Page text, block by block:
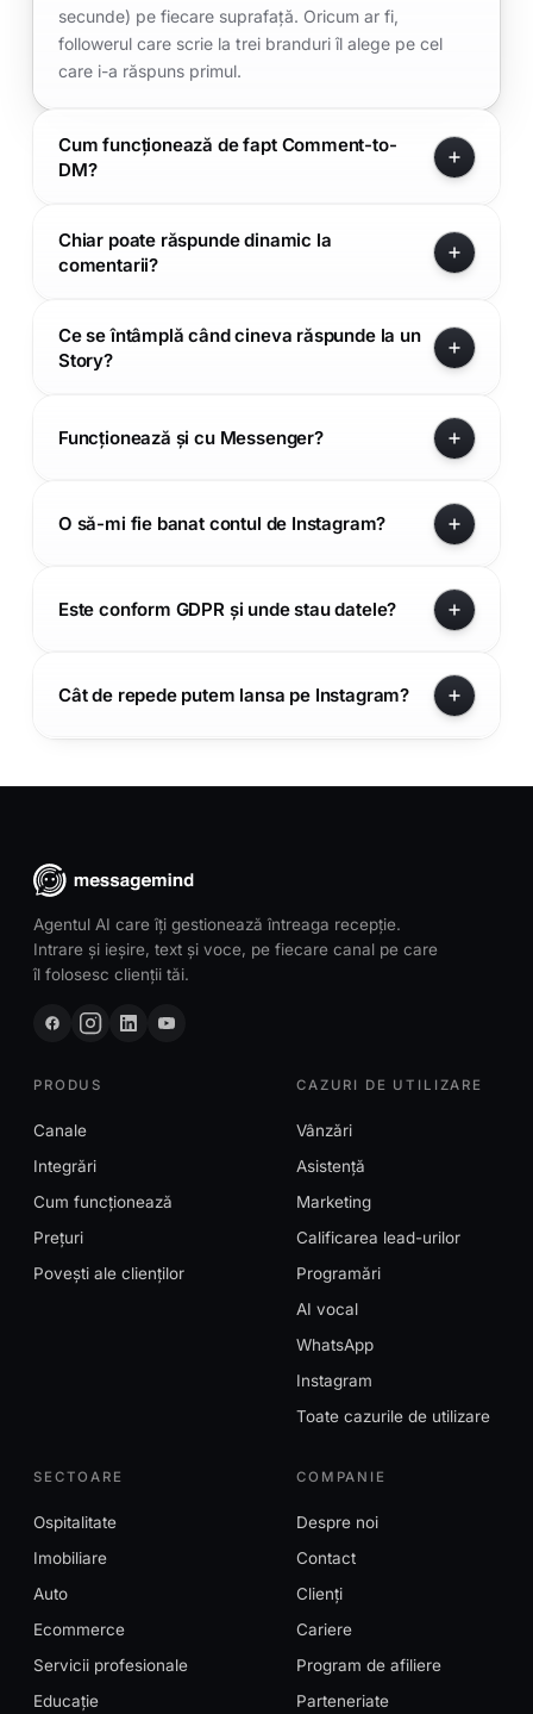
secunde) pe fiecare suprafață. Oricum ar fi,
followerul care scrie la trei branduri îl alege pe cel
care i-a răspuns primul.
Cum funcționează de fapt Comment-to-
DM?
Chiar poate răspunde dinamic la
comentarii?
Ce se întâmplă când cineva răspunde la un
Story?
Funcționează și cu Messenger?
O să-mi fie banat contul de Instagram?
Este conform GDPR și unde stau datele?
Cât de repede putem lansa pe Instagram?
Agentul AI care îți gestionează întreaga recepție.
Intrare și ieșire, text și voce, pe fiecare canal pe care
îl folosesc clienții tăi.
PRODUS
Canale
Integrări
Cum funcționează
Prețuri
Povești ale clienților
CAZURI DE UTILIZARE
Vânzări
Asistență
Marketing
Calificarea lead-urilor
Programări
AI vocal
WhatsApp
Instagram
Toate cazurile de utilizare
SECTOARE
Ospitalitate
Imobiliare
Auto
Ecommerce
Servicii profesionale
Educație
COMPANIE
Despre noi
Contact
Clienți
Cariere
Program de afiliere
Parteneriate